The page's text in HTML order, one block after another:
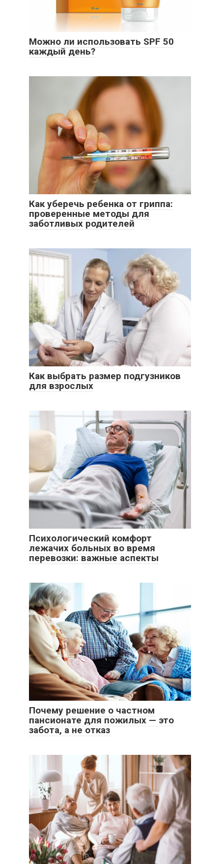
Можно ли использовать SPF 50
каждый день?
Как уберечь ребенка от гриппа:
проверенные методы для
заботливых родителей
Как выбрать размер подгузников
для взрослых
Психологический комфорт
лежачих больных во время
перевозки: важные аспекты
Почему решение о частном
пансионате для пожилых — это
забота, а не отказ